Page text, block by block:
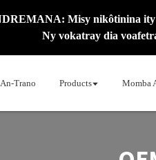
Misy nikôtinina ity
Ny vokatray dia
An-Trano Products Momba